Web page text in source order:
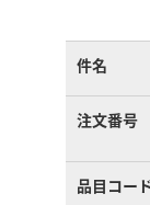
件名
注文番号
品目コー